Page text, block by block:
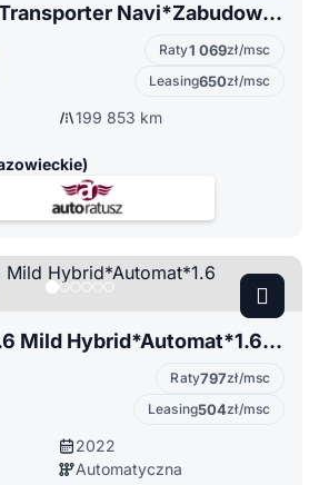
Volkswagen Transporter Navi*Zabudowa*Zadbany*FV23%
Raty1 069zł/msc
Leasing650zł/msc
199 853 km
Kia Ceed III 1.6 Mild Hybrid*Automat*1.6 Diesel*Navi*Led
Raty797zł/msc
Leasing504zł/msc
2022
Automatyczna